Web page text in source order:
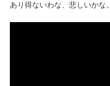
あり得ないわな、悲しいかな。